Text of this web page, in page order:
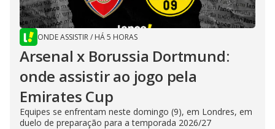
ONDE ASSISTIR/ HÁ 5 HORAS
Arsenal x Borussia Dortmund:
onde assistir ao jogo pela
Emirates Cup
Equipes se enfrentam neste domingo (9), em Londres, em
duelo de preparação para a temporada 2026/27